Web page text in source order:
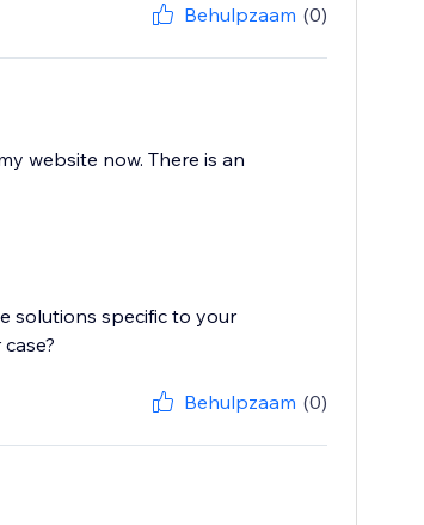
Behulpzaam (0)
website now. There is an
solutions specific to your
Behulpzaam (0)